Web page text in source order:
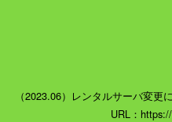
（2023.06）レンタルサーバ変
URL：